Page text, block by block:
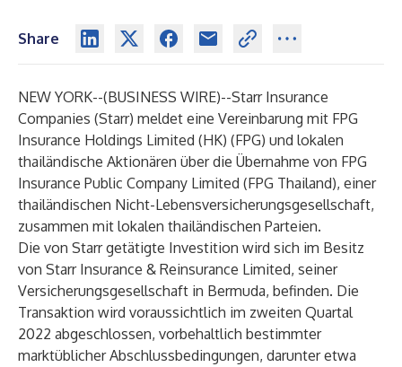
Share
NEW YORK--(BUSINESS WIRE)--Starr Insurance
Companies (Starr) meldet eine Vereinbarung mit FPG
Insurance Holdings Limited (HK) (FPG) und lokalen
thailändische Aktionären über die Übernahme von FPG
Insurance Public Company Limited (FPG Thailand), einer
thailändischen Nicht-Lebensversicherungsgesellschaft,
zusammen mit lokalen thailändischen Parteien.
Die von Starr getätigte Investition wird sich im Besitz
von Starr Insurance & Reinsurance Limited, seiner
Versicherungsgesellschaft in Bermuda, befinden. Die
Transaktion wird voraussichtlich im zweiten Quartal
2022 abgeschlossen, vorbehaltlich bestimmter
marktüblicher Abschlussbedingungen, darunter etwa